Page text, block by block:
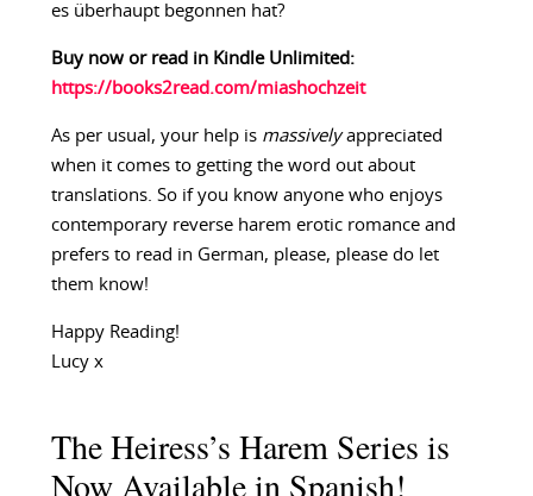
es überhaupt begonnen hat?
Buy now or read in Kindle Unlimited:
https://books2read.com/miashochzeit
As per usual, your help is massivelyappreciated
when it comes to getting the word out about
translations. So if you know anyone who enjoys
contemporary reverse harem erotic romance and
prefers to read in German, please, please do let
them know!
Happy Reading!
Lucy x
The Heiress’s Harem Series is
Now Available in Spanish!